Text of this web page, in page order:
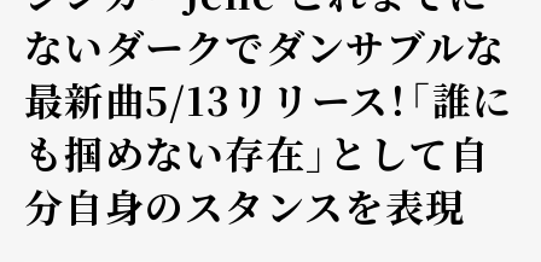
ないダークでダンサブルな
最新曲5/13リリース！「誰に
も掴めない存在」として自
分自身のスタンスを表現